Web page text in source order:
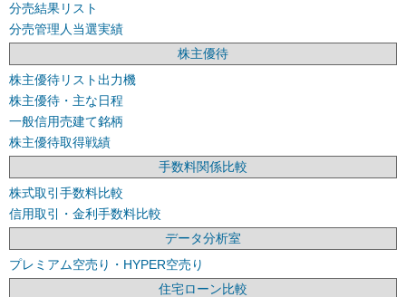
分売結果リスト
分売管理人当選実績
株主優待
株主優待リスト出力機
株主優待・主な日程
一般信用売建て銘柄
株主優待取得戦績
手数料関係比較
株式取引手数料比較
信用取引・金利手数料比較
データ分析室
プレミアム空売り・HYPER空売り
住宅ローン比較